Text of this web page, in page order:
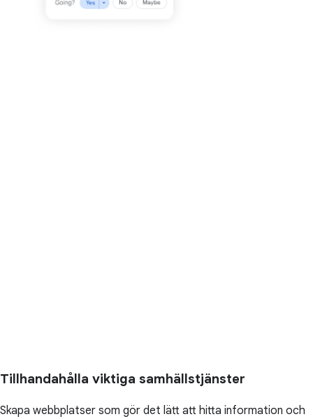
Tillhandahålla viktiga samhällstjänster
Skapa webbplatser som gör det lätt att hitta information och